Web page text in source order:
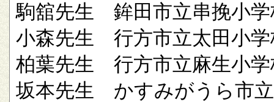
駒舘先生 鉾田市立串挽小学
小森先生 行方市立太田小学
柏葉先生 行方市立麻生小学
坂本先生 かすみがうら市